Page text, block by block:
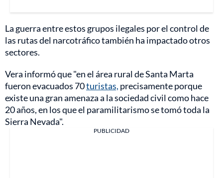
La guerra entre estos grupos ilegales por el control de
las rutas del narcotráfico también ha impactado otros
sectores.
Vera informó que "en el área rural de Santa Marta
fueron evacuados 70turistas, precisamente porque
existe una gran amenaza a la sociedad civil como hace
20 años, en los que el paramilitarismo se tomó toda la
Sierra Nevada".
PUBLICIDAD